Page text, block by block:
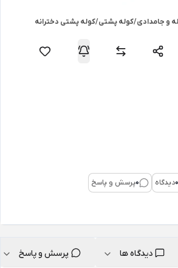
و جامدادی/کوله پشتی/کوله پشتی دخترانه
0دیدگاه 0پرسش و پاسخ
دیدگاه ها پرسش و پاسخ